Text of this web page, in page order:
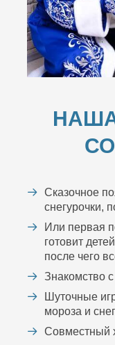
Сказочное
снегурочки,
Или первая
готовит
после чего
Знакомство
Шуточные
мороза и
Совместный